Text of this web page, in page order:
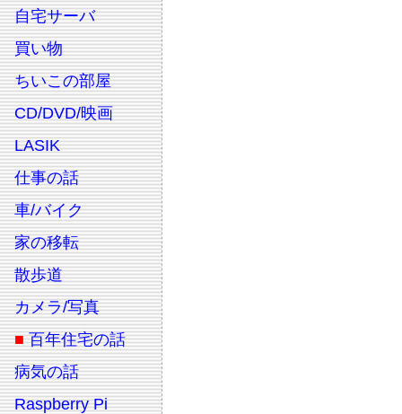
自宅サーバ
買い物
ちいこの部屋
CD/DVD/映画
LASIK
仕事の話
車/バイク
家の移転
散歩道
カメラ/写真
■ 百年住宅の話
病気の話
Raspberry Pi